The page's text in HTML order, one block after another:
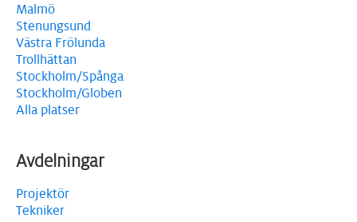
Malmö
Stenungsund
Västra Frölunda
Trollhättan
Stockholm/Spånga
Stockholm/Globen
Alla platser
Avdelningar
Projektör
Tekniker